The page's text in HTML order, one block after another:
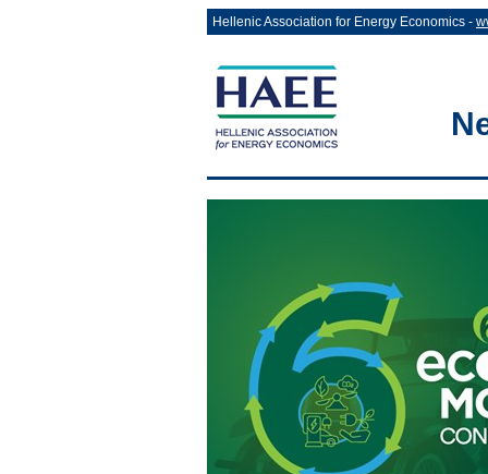
Hellenic Association for Energy Economics -